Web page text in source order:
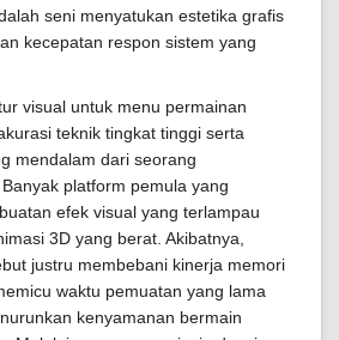
seni menyatukan estetika grafis
kecepatan respon sistem yang
visual untuk menu permainan
teknik tingkat tinggi serta
mendalam dari seorang
platform pemula yang
efek visual yang terlampau
3D yang berat. Akibatnya,
justru membebani kinerja memori
waktu pemuatan yang lama
kenyamanan bermain